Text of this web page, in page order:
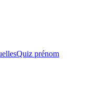
Quiz prénom